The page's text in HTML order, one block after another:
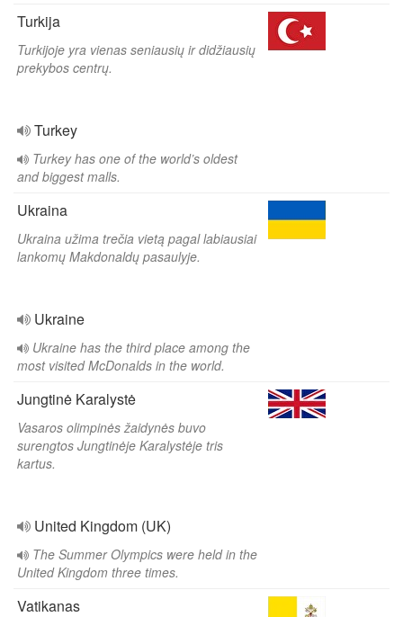
Turkija
Turkijoje yra vienas seniausių ir didžiausių
prekybos centrų.
Turkey
Turkey has one of the world’s oldest
and biggest malls.
Ukraina
Ukraina užima trečia vietą pagal labiausiai
lankomų Makdonaldų pasaulyje.
Ukraine
Ukraine has the third place among the
most visited McDonalds in the world.
Jungtinė Karalystė
Vasaros olimpinės žaidynės buvo
surengtos Jungtinėje Karalystėje tris
kartus.
United Kingdom (UK)
The Summer Olympics were held in the
United Kingdom three times.
Vatikanas